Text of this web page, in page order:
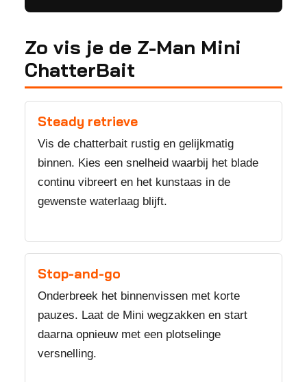
Zo vis je de Z-Man Mini
ChatterBait
Steady retrieve
Vis de chatterbait rustig en gelijkmatig
binnen. Kies een snelheid waarbij het blade
continu vibreert en het kunstaas in de
gewenste waterlaag blijft.
Stop-and-go
Onderbreek het binnenvissen met korte
pauzes. Laat de Mini wegzakken en start
daarna opnieuw met een plotselinge
versnelling.